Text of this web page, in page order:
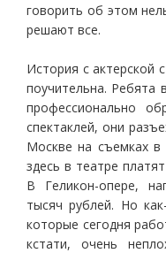
говорить об этом
решают все.
История с актерской
поучительна. Ребята
профессионально
спектаклей, они
Москве на съемках
здесь в театре
В Геликон-опере,
тысяч рублей. Но
которые сегодня
кстати, очень